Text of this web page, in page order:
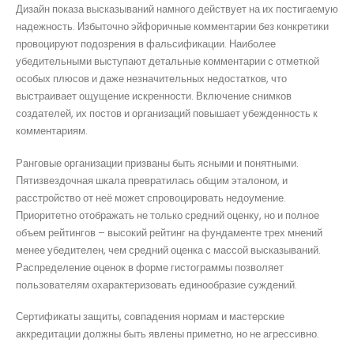
Дизайн показа высказываний намного действует на их постигаемую
надежность. Избыточно эйфоричные комментарии без конкретики
провоцируют подозрения в фальсификации. Наиболее
убедительными выступают детальные комментарии с отметкой
особых плюсов и даже незначительных недостатков, что
выстраивает ощущение искренности. Включение снимков
создателей, их постов и организаций повышает убежденность к
комментариям.
Ранговые организации призваны быть ясными и понятными.
Пятизвездочная шкала превратилась общим эталоном, и
расстройство от неё может спровоцировать недоумение.
Приоритетно отображать не только средний оценку, но и полное
объем рейтингов – высокий рейтинг на фундаменте трех мнений
менее убедителен, чем средний оценка с массой высказываний.
Распределение оценок в форме гистограммы позволяет
пользователям охарактеризовать единообразие суждений.
Сертификаты защиты, совпадения нормам и мастерские
аккредитации должны быть явлены приметно, но не агрессивно.